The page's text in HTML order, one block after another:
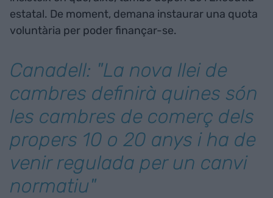
estatal. De moment, demana instaurar una quota
voluntària per poder finançar-se.
Canadell: "La nova llei de
cambres definirà quines són
les cambres de comerç dels
propers 10 o 20 anys i ha de
venir regulada per un canvi
normatiu"